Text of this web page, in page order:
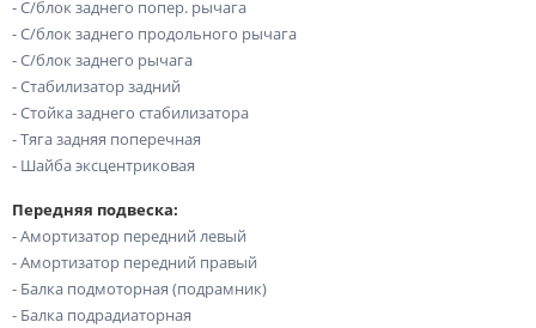
- С/блок заднего попер. рычага
- С/блок заднего продольного рычага
- С/блок заднего рычага
- Стабилизатор задний
- Стойка заднего стабилизатора
- Тяга задняя поперечная
- Шайба эксцентриковая
Передняя подвеска:
- Амортизатор передний левый
- Амортизатор передний правый
- Балка подмоторная (подрамник)
- Балка подрадиаторная